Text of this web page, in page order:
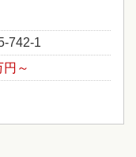
742-1
円～